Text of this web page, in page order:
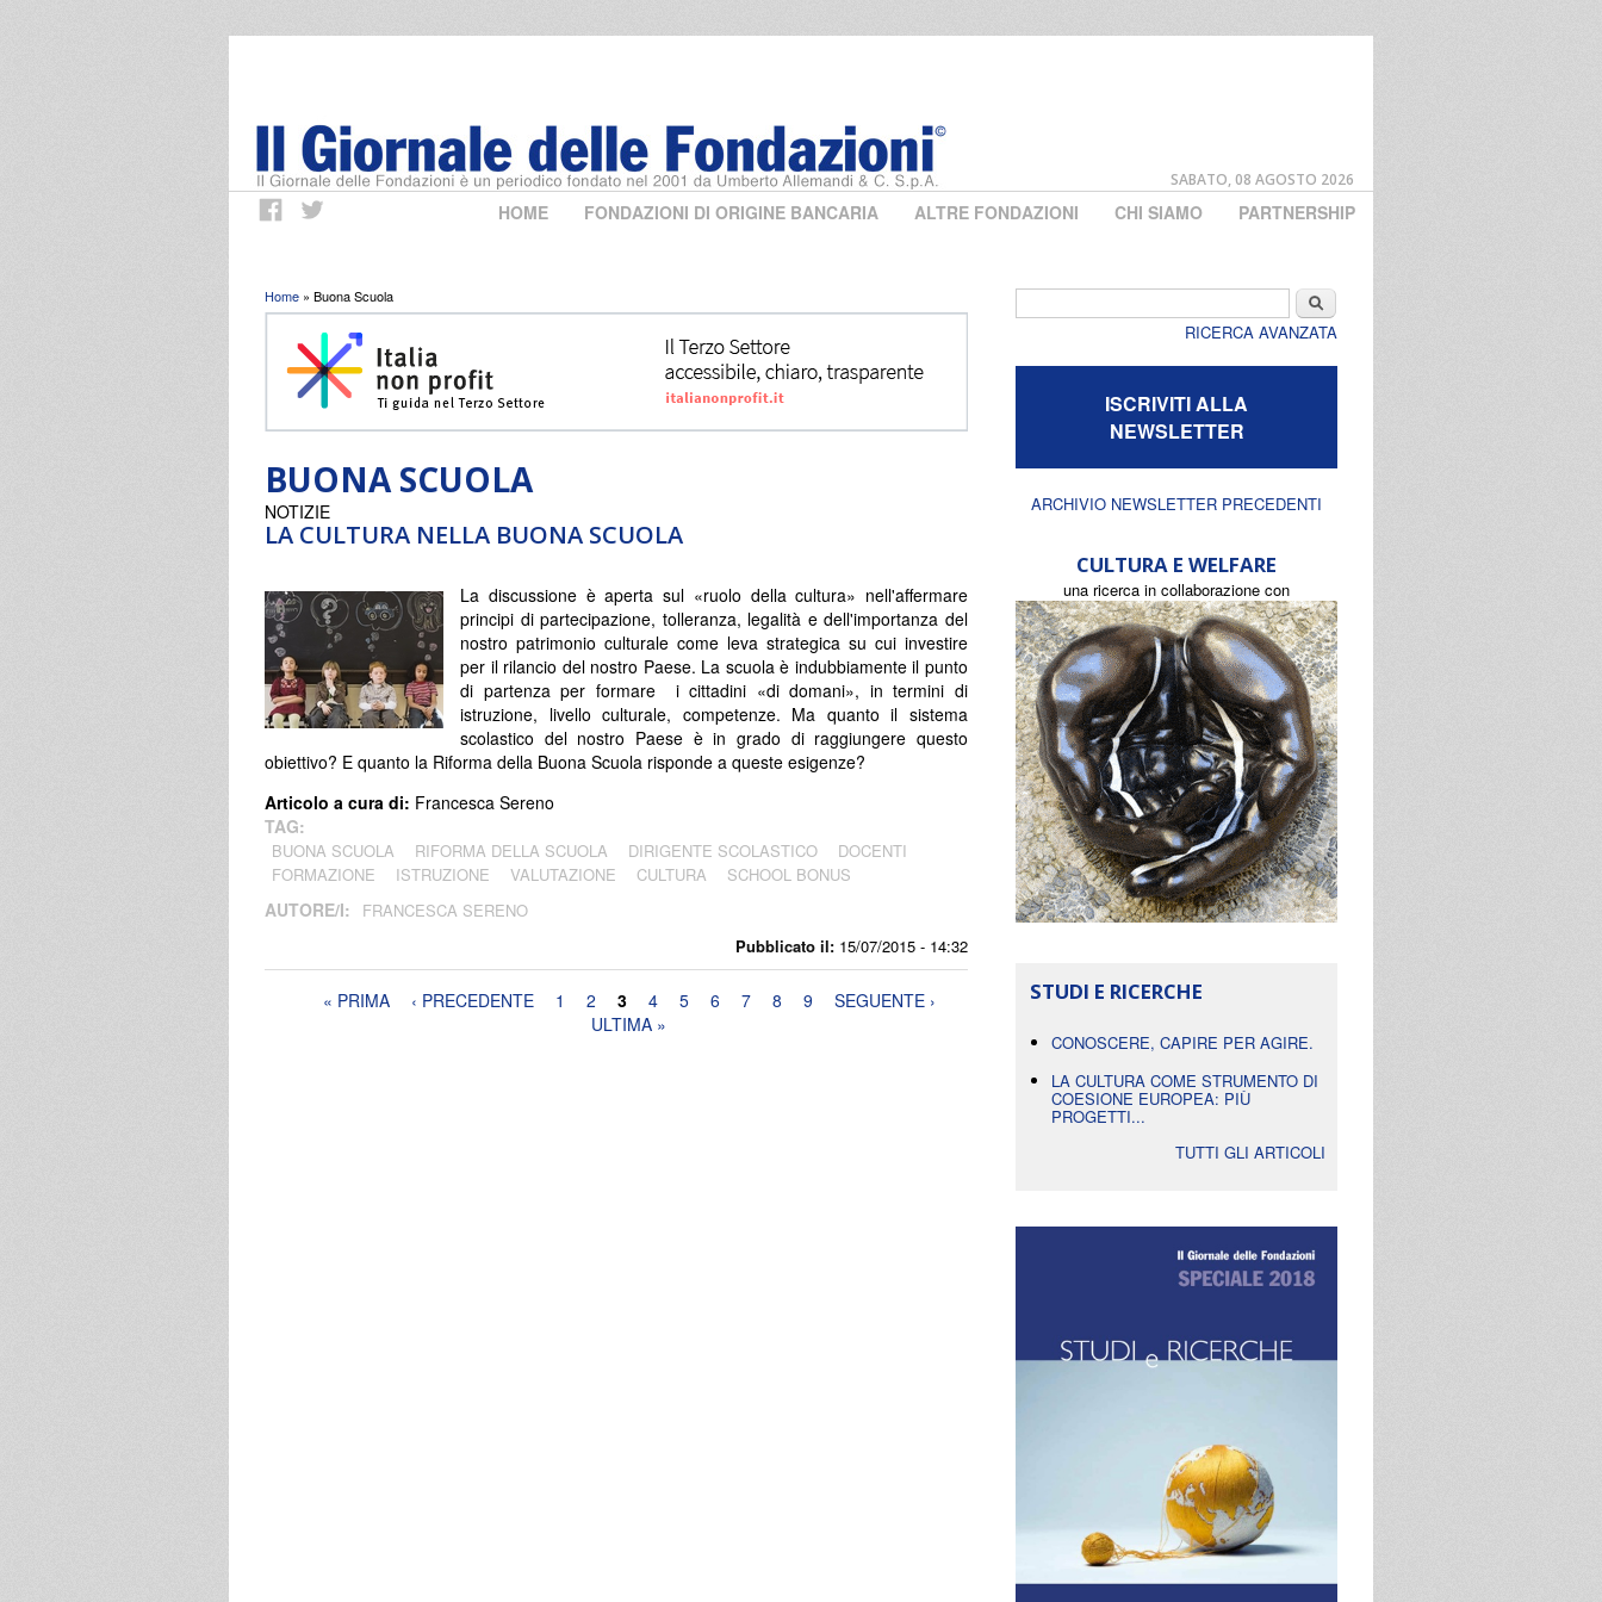
SABATO, 08 AGOSTO 2026
HOME FONDAZIONI DI ORIGINE BANCARIA ALTRE FONDAZIONI CHI SIAMO PARTNERSHIP
Tu sei qui
Home » Buona Scuola
BUONA SCUOLA
LA CULTURA NELLA BUONA SCUOLA
Pubblicato il: 15/07/2015 - 14:32
NOTIZIE
La discussione è aperta sul «ruolo della cultura» nell'affermare
principi di partecipazione, tolleranza, legalità e dell'importanza del
nostro patrimonio culturale come leva strategica su cui investire
per il rilancio del nostro Paese. La scuola è indubbiamente il punto
di partenza per formare i cittadini «di domani», in termini di
istruzione, livello culturale, competenze. Ma quanto il sistema
scolastico del nostro Paese è in grado di raggiungere questo
obiettivo? E quanto la Riforma della Buona Scuola risponde a queste esigenze?
Articolo a cura di: Francesca Sereno
TAG:
BUONA SCUOLA RIFORMA DELLA SCUOLA DIRIGENTE SCOLASTICO
DOCENTI
FORMAZIONE
ISTRUZIONE VALUTAZIONE CULTURA SCHOOL BONUS
AUTORE/I: FRANCESCA SERENO
Pagine« PRIMA ‹ PRECEDENTE 1 2 3 4 5 6 7 8 9
SEGUENTE ›
ULTIMA »
Cerca
RICERCA AVANZATA
ISCRIVITI ALLA
NEWSLETTER
ARCHIVIO NEWSLETTER PRECEDENTI
CULTURA E WELFARE
una ricerca in collaborazione con
STUDI E RICERCHE
CONOSCERE, CAPIRE PER AGIRE.
LA CULTURA COME STRUMENTO DI
COESIONE EUROPEA: PIÙ
PROGETTI...
TUTTI GLI ARTICOLI